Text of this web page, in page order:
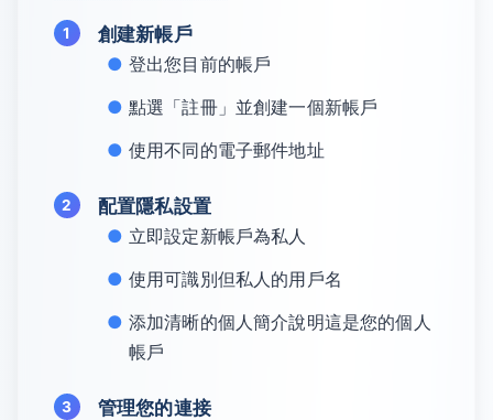
創建新帳戶
登出您目前的帳戶
點選「註冊」並創建一個新帳戶
使用不同的電子郵件地址
配置隱私設置
立即設定新帳戶為私人
使用可識別但私人的用戶名
添加清晰的個人簡介說明這是您的個人
帳戶
管理您的連接